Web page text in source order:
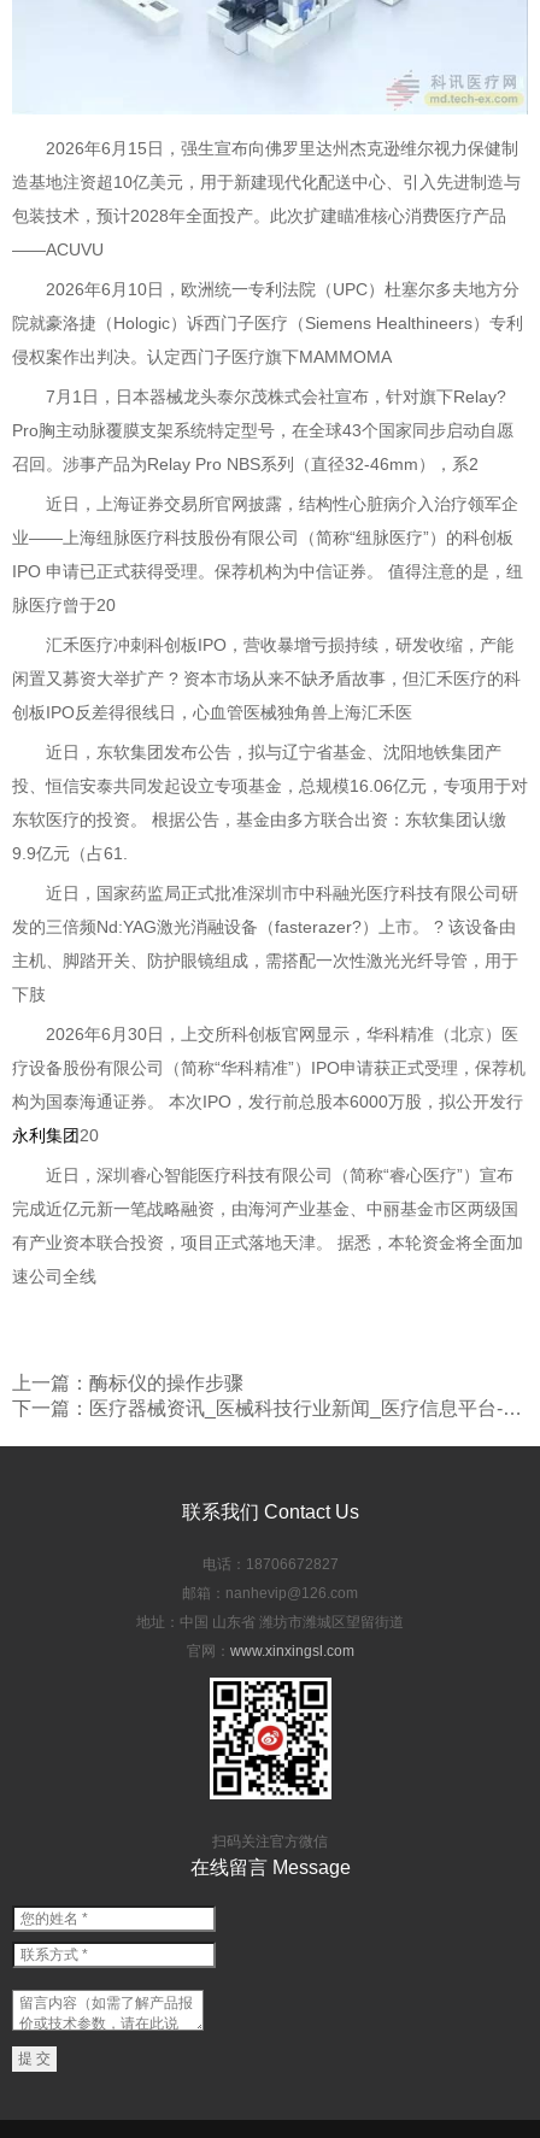
2026年6月15日，强生宣布向佛罗里达州杰克逊维尔视力保健制
造基地注资超10亿美元，用于新建现代化配送中心、引入先进制造与
包装技术，预计2028年全面投产。此次扩建瞄准核心消费医疗产品
——ACUVU
2026年6月10日，欧洲统一专利法院（UPC）杜塞尔多夫地方分
院就豪洛捷（Hologic）诉西门子医疗（Siemens Healthineers）专利
侵权案作出判决。认定西门子医疗旗下MAMMOMA
7月1日，日本器械龙头泰尔茂株式会社宣布，针对旗下Relay?
Pro胸主动脉覆膜支架系统特定型号，在全球43个国家同步启动自愿
召回。涉事产品为Relay Pro NBS系列（直径32-46mm），系2
近日，上海证券交易所官网披露，结构性心脏病介入治疗领军企
业——上海纽脉医疗科技股份有限公司（简称“纽脉医疗”）的科创板
IPO 申请已正式获得受理。保荐机构为中信证券。 值得注意的是，纽
脉医疗曾于20
汇禾医疗冲刺科创板IPO，营收暴增亏损持续，研发收缩，产能
闲置又募资大举扩产 ? 资本市场从来不缺矛盾故事，但汇禾医疗的科
创板IPO反差得很线日，心血管医械独角兽上海汇禾医
近日，东软集团发布公告，拟与辽宁省基金、沈阳地铁集团产
投、恒信安泰共同发起设立专项基金，总规模16.06亿元，专项用于对
东软医疗的投资。 根据公告，基金由多方联合出资：东软集团认缴
9.9亿元（占61.
近日，国家药监局正式批准深圳市中科融光医疗科技有限公司研
发的三倍频Nd:YAG激光消融设备（fasterazer?）上市。 ? 该设备由
主机、脚踏开关、防护眼镜组成，需搭配一次性激光光纤导管，用于
下肢
2026年6月30日，上交所科创板官网显示，华科精准（北京）医
疗设备股份有限公司（简称“华科精准”）IPO申请获正式受理，保荐机
构为国泰海通证券。 本次IPO，发行前总股本6000万股，拟公开发行
永利集团20
近日，深圳睿心智能医疗科技有限公司（简称“睿心医疗”）宣布
完成近亿元新一笔战略融资，由海河产业基金、中丽基金市区两级国
有产业资本联合投资，项目正式落地天津。 据悉，本轮资金将全面加
速公司全线
上一篇：酶标仪的操作步骤
下一篇：医疗器械资讯_医械科技行业新闻_医疗信息平台-OFweek医械科技网
联系我们 Contact Us
电话：18706672827
邮箱：nanhevip@126.com
地址：中国 山东省 潍坊市潍城区望留街道
官网： www.xinxingsl.com
扫码关注官方微信
在线留言 Message